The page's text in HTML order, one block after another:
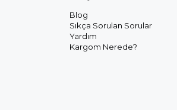
Blog
Sıkça Sorulan Sorular
Yardım
Kargom Nerede?